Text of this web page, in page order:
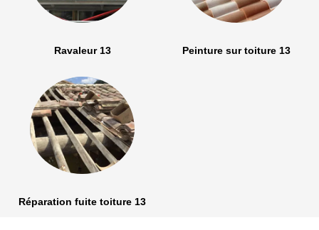
Ravaleur 13 Peinture sur toiture 13
Réparation fuite toiture 13